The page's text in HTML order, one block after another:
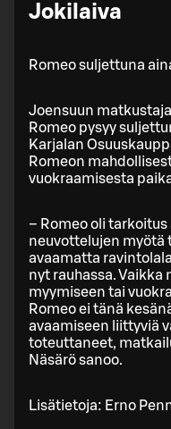
Jokilaiva
Romeo suljettuna
Joensuun
Romeo pysyy
Karjalan
Romeon
vuokraamisesta
– Romeo oli
neuvottelujen myötä
avaamatta
nyt rauhassa. Vaikka
myymiseen tai
Romeo ei tänä
avaamiseen liittyviä
toteuttaneet,
Näsärö sanoo.
Lisätietoja: Erno